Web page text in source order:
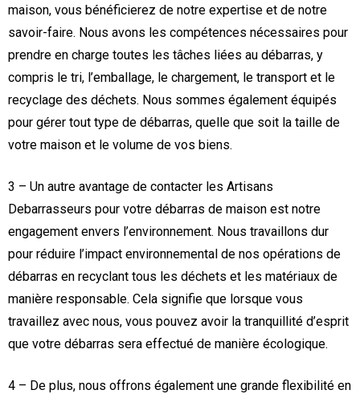
maison, vous bénéficierez de notre expertise et de notre
savoir-faire. Nous avons les compétences nécessaires pour
prendre en charge toutes les tâches liées au débarras, y
compris le tri, l’emballage, le chargement, le transport et le
recyclage des déchets. Nous sommes également équipés
pour gérer tout type de débarras, quelle que soit la taille de
votre maison et le volume de vos biens.
3 – Un autre avantage de contacter les Artisans
Debarrasseurs pour votre débarras de maison est notre
engagement envers l’environnement. Nous travaillons dur
pour réduire l’impact environnemental de nos opérations de
débarras en recyclant tous les déchets et les matériaux de
manière responsable. Cela signifie que lorsque vous
travaillez avec nous, vous pouvez avoir la tranquillité d’esprit
que votre débarras sera effectué de manière écologique.
4 – De plus, nous offrons également une grande flexibilité en